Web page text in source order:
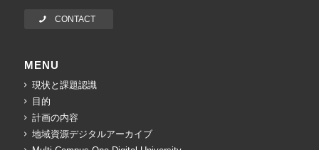
CONTACT
MENU
現状と課題認識
目的
計画の内容
地域資源デジタルアーカイブ